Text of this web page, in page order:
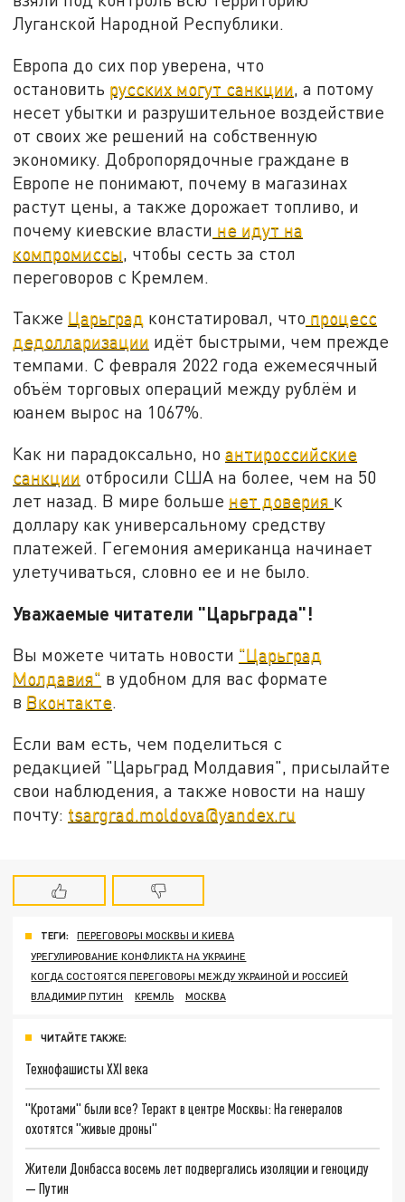
Луганской Народной Республики.
Европа до сих пор уверена, что
остановить русских могут санкции , а потому
несет убытки и разрушительное воздействие
от своих же решений на собственную
экономику. Добропорядочные граждане в
Европе не понимают, почему в магазинах
растут цены, а также дорожает топливо, и
почему киевские власти не идут на
компромиссы , чтобы сесть за стол
переговоров с Кремлем.
Также Царьград констатировал, что процесс
дедолларизации идёт быстрыми, чем прежде
темпами. С февраля 2022 года ежемесячный
объём торговых операций между рублём и
юанем вырос на 1067%.
Как ни парадоксально, ноантироссийские
санкции отбросили США на более, чем на 50
лет назад. В мире больше нет доверия к
доллару как универсальному средству
платежей. Гегемония американца начинает
улетучиваться, словно ее и не было.
Уважаемые читатели "Царьграда"!
Вы можете читать новости "Царьград
Молдавия" в удобном для вас формате
в Вконтакте.
Если вам есть, чем поделиться с
редакцией "Царьград Молдавия", присылайте
свои наблюдения, а также новости на нашу
почту: tsargrad.moldova@yandex.ru
ТЕГИ:
ПЕРЕГОВОРЫ МОСКВЫ И КИЕВА
УРЕГУЛИРОВАНИЕ КОНФЛИКТА НА УКРАИНЕ
КОГДА СОСТОЯТСЯ ПЕРЕГОВОРЫ МЕЖДУ УКРАИНОЙ И РОССИЕЙ
ВЛАДИМИР ПУТИН
КРЕМЛЬ МОСКВА
ЧИТАЙТЕ ТАКЖЕ:
Технофашисты XXI века
"Кротами" были все? Теракт в центре Москвы: На генералов
охотятся "живые дроны"
Жители Донбасса восемь лет подвергались изоляции и геноциду
— Путин